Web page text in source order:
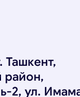
Ташкент,
район,
2, ул.